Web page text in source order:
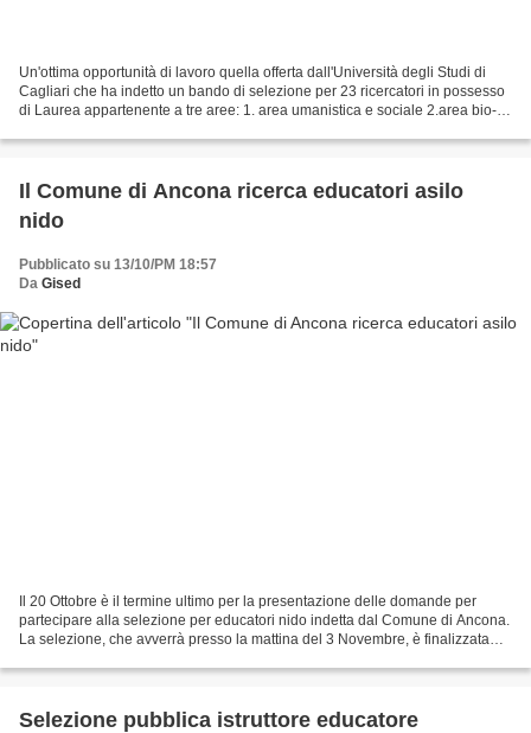
Un'ottima opportunità di lavoro quella offerta dall'Università degli Studi di
Cagliari che ha indetto un bando di selezione per 23 ricercatori in possesso
di Laurea appartenente a tre aree: 1. area umanistica e sociale 2.area bio-
Il Comune di Ancona ricerca educatori asilo
nido
Pubblicato su 13/10/PM 18:57
Da Gised
Il 20 Ottobre è il termine ultimo per la presentazione delle domande per
partecipare alla selezione per educatori nido indetta dal Comune di Ancona.
La selezione, che avverrà presso la mattina del 3 Novembre, è finalizzata
Selezione pubblica istruttore educatore